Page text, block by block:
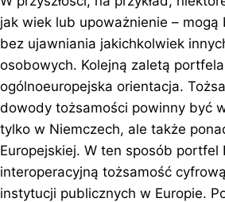
jak wiek lub upoważnienie –
bez ujawniania jakichkolwiek
osobowych. Kolejną zaletą
ogólnoeuropejska orientacja.
dowody tożsamości powinny być
tylko w Niemczech, ale także
Europejskiej. W ten sposób portfel
interoperacyjną tożsamość
instytucji publicznych w Europie.